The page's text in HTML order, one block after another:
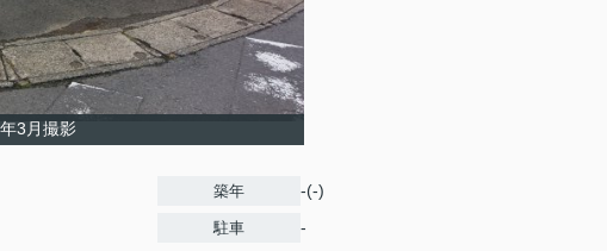
3月撮影
築年 -(-)
駐車 -